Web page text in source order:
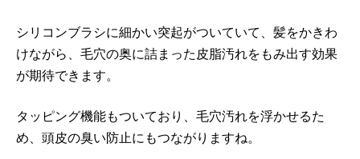
シリコンブラシに細かい突起がついていて、髪をかきわ
けながら、毛穴の奥に詰まった皮脂汚れをもみ出す効果
が期待できます。
タッピング機能もついており、毛穴汚れを浮かせるた
め、頭皮の臭い防止にもつながりますね。